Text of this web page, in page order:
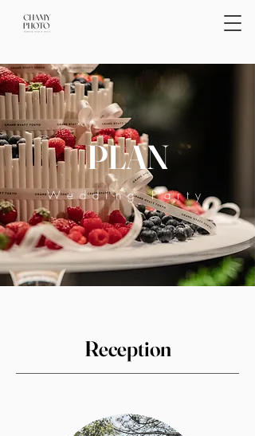
PLAN
Wedding Party
Reception